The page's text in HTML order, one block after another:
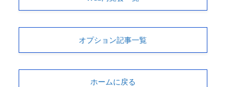
オプション記事一覧
ホームに戻る